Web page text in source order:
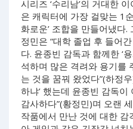
시리즈 ‘수리남’의 거대한
은 캐릭터에 가장 걸맞는 1
화로운’ 조합을 만들어냈다
정민은 “대학 졸업 후 들어
다. 윤종빈 감독과 함께한 ‘
석하며 많은 격려와 용기를
는 것을 꿈꿔 왔었다”(하정
하냐’ 했는데 윤종빈 감독
감사하다”(황정민)며 오랜
작품에서 만난 것에 대한 감